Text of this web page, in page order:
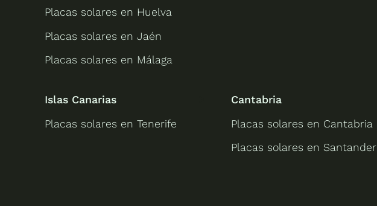
Placas solares en Huelva
Placas solares en Jaén
Placas solares en Málaga
Islas Canarias
Placas solares en Tenerife
Cantabria
Placas solares en Cantabria
Placas solares en Santander